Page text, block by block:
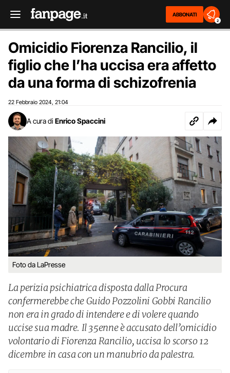
ABBONATI
2
Omicidio Fiorenza Rancilio, il
figlio che l’ha uccisa era affetto
da una forma di schizofrenia
22 Febbraio 2024 21:04
A cura di Enrico Spaccini
Foto da LaPresse
La perizia psichiatrica disposta dalla Procura
confermerebbe che Guido Pozzolini Gobbi Rancilio
non era in grado di intendere e di volere quando
uccise sua madre. Il 35enne è accusato dell’omicidio
volontario di Fiorenza Rancilio, uccisa lo scorso 12
dicembre in casa con un manubrio da palestra.